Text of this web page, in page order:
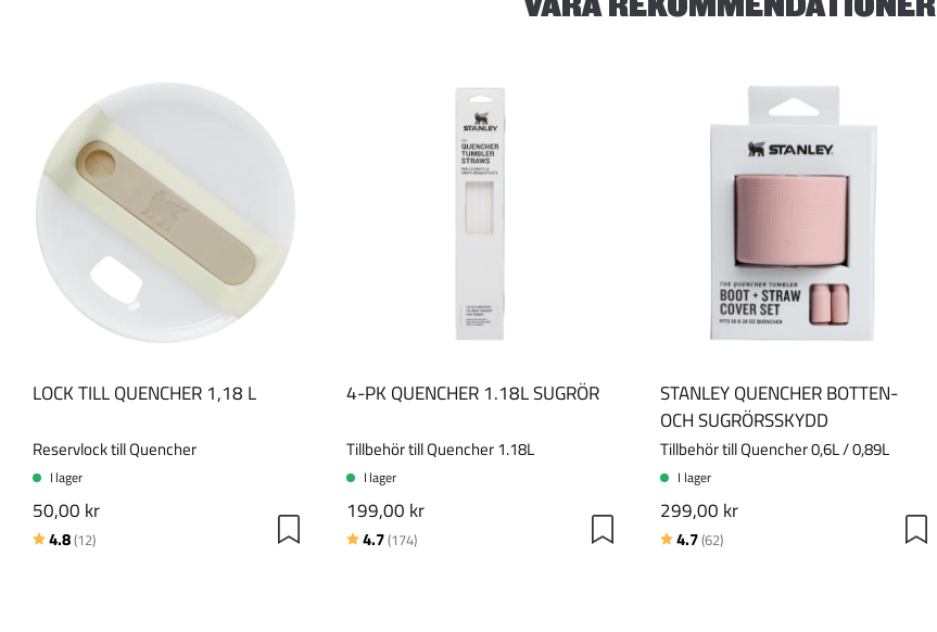
v
LOCK TILL QUENCHER 1,18 L
Reservlock till Quencher
I lager
50,00 kr
Betyg:
4.8(12)utav 5 stjärnor
4-PK QUENCHER 1.18L SUGRÖR
Tillbehör till Quencher 1.18L
I lager
199,00 kr
Betyg:
4.7(174)utav 5 stjärnor
STANLEY QUENCHER BOTTEN-
OCH SUGRÖRSSKYDD
Tillbehör till Quencher 0,6L / 0,89L
I lager
299,00 kr
Betyg:
4.7(62)utav 5 stjärnor